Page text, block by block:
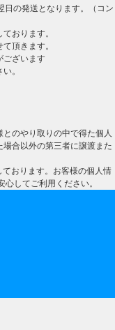
日の発送となります。（コン
おります。
頂きます。
ございます
。
のやり取りの中で得た個人
合以外の第三者に譲渡また
おります。お客様の個人情
してご利用ください。